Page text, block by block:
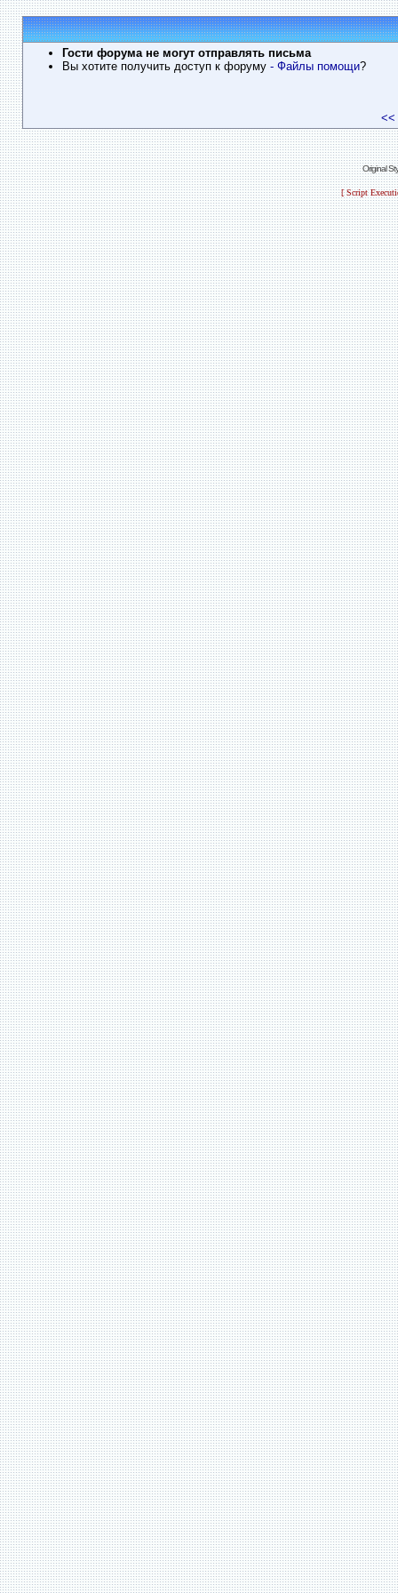
Гости форума не могут отправлять письма
Вы хотите получить доступ к форуму - Файлы помощи?
<<
Original
[ Script